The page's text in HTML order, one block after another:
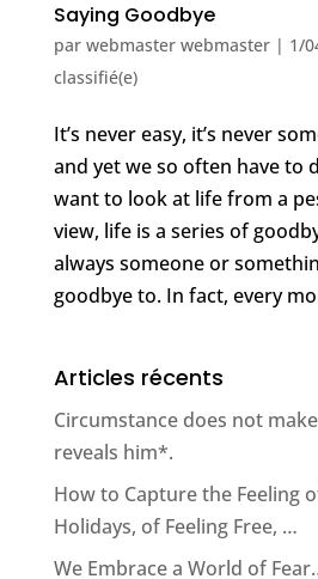
Saying Goodbye
par webmaster webmaster| 1/
classifié(e)
It’s never easy, it’s never
and yet we so often have to
want to look at life from a
view, life is a series of
always someone or
goodbye to. In fact, every
Articles récents
Circumstance does not
reveals him*.
How to Capture the Feeling
Holidays, of Feeling Free, …
We Embrace a World of